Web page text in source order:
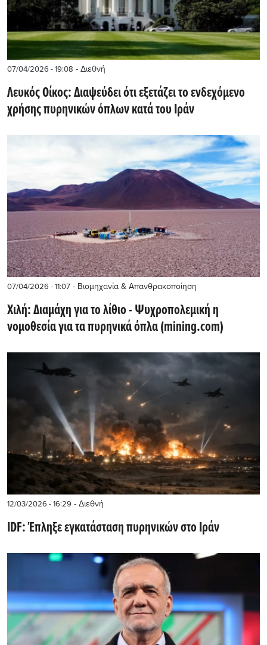
07/04/2026 - 19:08 - Διεθνή
Λευκός Οίκος: Διαψεύδει ότι εξετάζει το ενδεχόμενο
χρήσης πυρηνικών όπλων κατά του Ιράν
07/04/2026 - 11:07 - Βιομηχανία & Απανθρακοποίηση
Χιλή: Διαμάχη για το λίθιο - Ψυχροπολεμική η
νομοθεσία για τα πυρηνικά όπλα (mining.com)
12/03/2026 - 16:29 - Διεθνή
IDF: Έπληξε εγκατάσταση πυρηνικών στο Ιράν